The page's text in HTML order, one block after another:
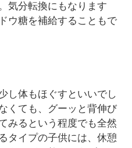
気分転換にもなります
ウ糖を補給することもで
し体もほぐすといいでし
くても、グーッと背伸び
みるという程度でも全然
タイプの子供には、休憩